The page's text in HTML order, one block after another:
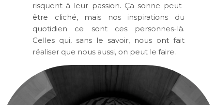
risquent à leur passion. Ça sonne peut-
être cliché, mais nos inspirations du
quotidien ce sont ces personnes-là.
Celles qui, sans le savoir, nous ont fait
réaliser que nous aussi, on peut le faire.